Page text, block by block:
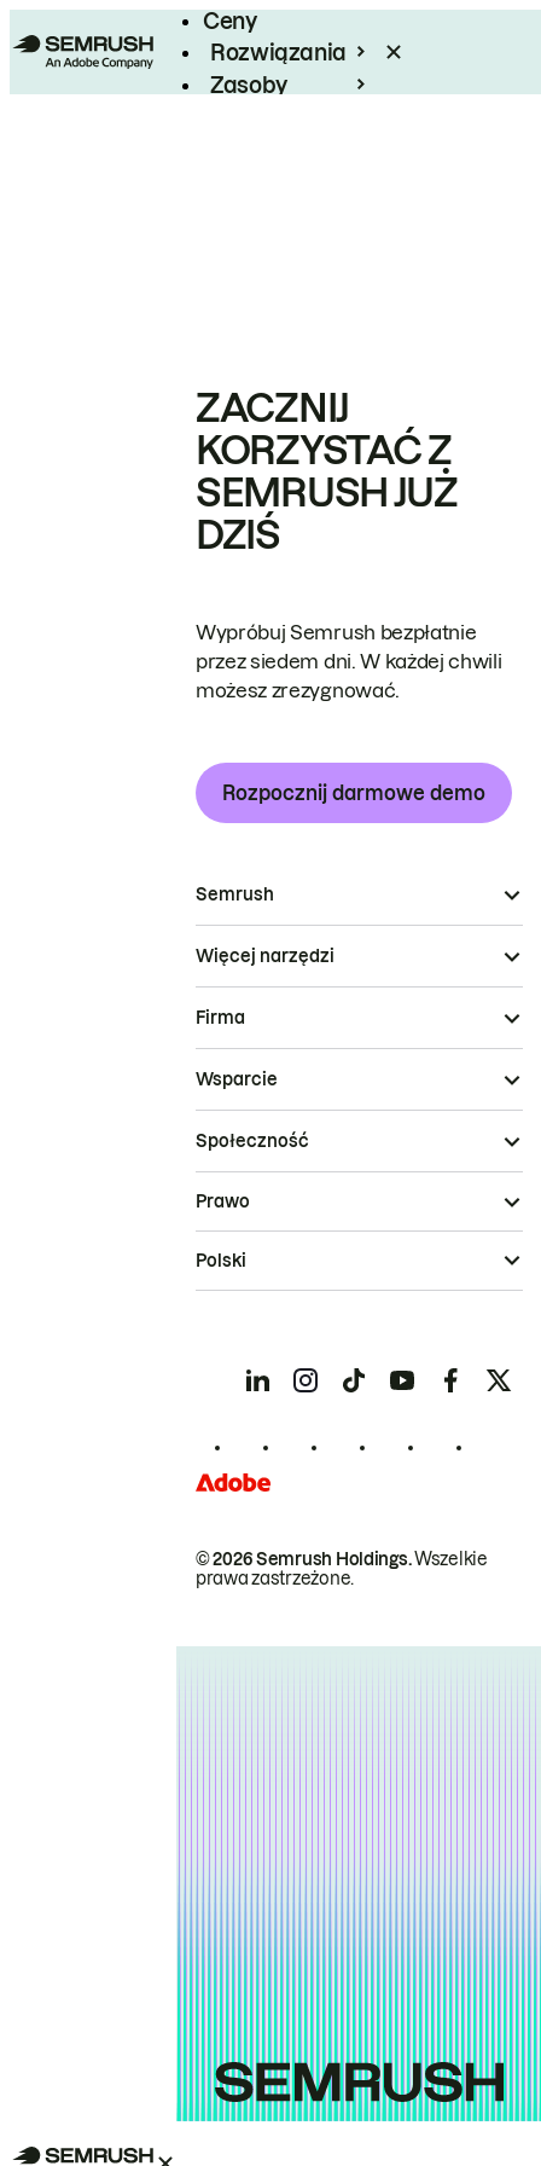
Ceny
Rozwiązania
Zasoby
ZACZNIJ
KORZYSTAĆ Z
SEMRUSH JUŻ
DZIŚ
Wypróbuj Semrush bezpłatnie
przez siedem dni. W każdej chwili
możesz zrezygnować.
Rozpocznij darmowe demo
Semrush
Więcej narzędzi
Firma
Wsparcie
Społeczność
© 2026 Semrush Holdings.Wszelkie
prawa zastrzeżone.
Prawo
Polski